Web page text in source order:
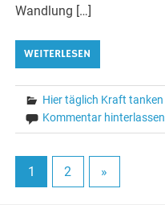
Wandlung […]
WEITERLESEN
Hier täglich Kraft tanken
Kommentar hinterlassen
1 2 »